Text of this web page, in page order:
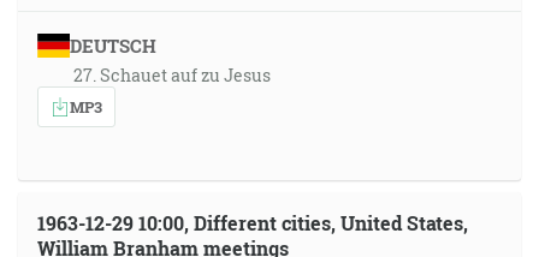
DEUTSCH
27. Schauet auf zu Jesus
MP3
1963-12-29 10:00, Different cities, United States,
William Branham meetings